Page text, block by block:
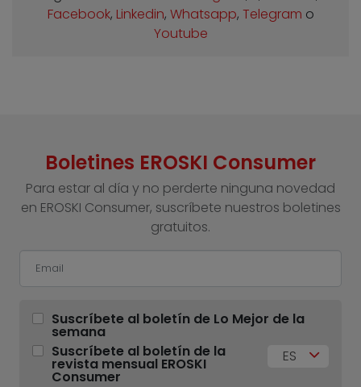
Facebook, Linkedin, Whatsapp, Telegram o
Youtube
Boletines EROSKI Consumer
Para estar al día y no perderte ninguna novedad
en EROSKI Consumer, suscríbete nuestros boletines
gratuitos.
Suscríbete al boletín de Lo Mejor de la
semana
Suscríbete al boletín de la
revista mensual EROSKI
Consumer
ES